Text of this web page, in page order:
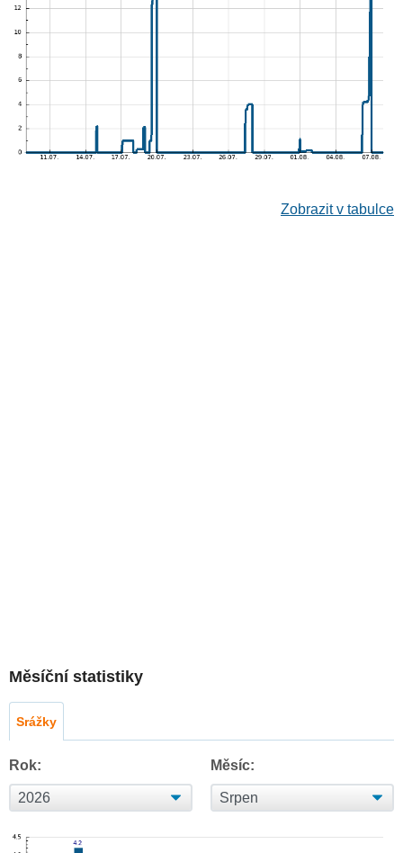
Zobrazit v tabulce
Měsíční statistiky
Srážky
Rok: Měsíc: